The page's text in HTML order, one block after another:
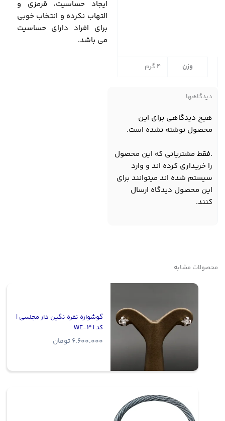
ایجاد حساسیت، قرمزی و
التهاب نکرده و انتخاب خوبی
برای افراد دارای حساسیت
می باشد.
وزن 4 گرم
دیدگاهها
هیچ دیدگاهی برای این
محصول نوشته نشده است.
.فقط مشتریانی که این محصول
را خریداری کرده اند و وارد
سیستم شده اند میتوانند برای
این محصول دیدگاه ارسال
کنند.
محصولات مشابه
گوشواره نقره نگین دار مجلسی |
کد | WE-3
6.600.000 تومان